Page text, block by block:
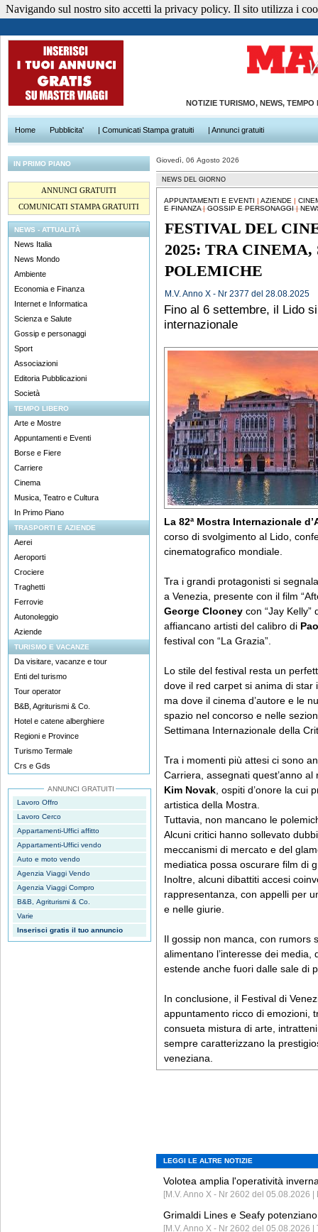
NOTIZIE TURISMO, NEWS,
Home Pubblicita' | Comunicati Stampa gratuiti | Annunci gratuiti
IN PRIMO PIANO
ANNUNCI GRATUITI
COMUNICATI STAMPA GRATUITI
NEWS - ATTUALITÀ
News Italia
News Mondo
Ambiente
Economia e Finanza
Internet e Informatica
Scienza e Salute
Gossip e personaggi
Sport
Associazioni
Editoria Pubblicazioni
Società
TEMPO LIBERO
Arte e Mostre
Appuntamenti e Eventi
Borse e Fiere
Carriere
Cinema
Musica, Teatro e Cultura
In Primo Piano
TRASPORTI E AZIENDE
Aerei
Aeroporti
Crociere
Traghetti
Ferrovie
Autonoleggio
Aziende
TURISMO E VACANZE
Da visitare, vacanze e tour
Enti del turismo
Tour operator
B&B, Agriturismi & Co.
Hotel e catene alberghiere
Regioni e Province
Turismo Termale
Crs e Gds
ANNUNCI GRATUITI
Lavoro Offro
Lavoro Cerco
Appartamenti-Uffici affitto
Appartamenti-Uffici vendo
Auto e moto vendo
Agenzia Viaggi Vendo
Agenzia Viaggi Compro
B&B, Agriturismi & Co.
Varie
Inserisci gratis il tuo annuncio
Giovedì, 06 Agosto 2026
NEWS DEL GIORNO
APPUNTAMENTI E EVENTI | AZIENDE |
E FINANZA|GOSSIP E PERSONAGGI|
FESTIVAL DEL
2025: TRA
POLEMICHE
M.V. Anno X - Nr 2377 del 28.08.2025
Fino al 6 settembre, il Lido
internazionale
La 82ª Mostra Internazionale
corso di svolgimento al Lido,
cinematografico mondiale.
Tra i grandi protagonisti si
a Venezia, presente con il film
George Clooney con “Jay Kelly”
affiancano artisti del calibro di
festival con “La Grazia”.
Lo stile del festival resta un
dove il red carpet si anima di
ma dove il cinema d’autore e le
spazio nel concorso e nelle
Settimana Internazionale della
Tra i momenti più attesi ci sono
Carriera, assegnati quest’anno
Kim Novak , ospiti d’onore la cui
artistica della Mostra.
Tuttavia, non mancano le
Alcuni critici hanno sollevato
meccanismi di mercato e del
mediatica possa oscurare film di
Inoltre, alcuni dibattiti accesi
rappresentanza, con appelli per
e nelle giurie.
Il gossip non manca, con rumors
alimentano l’interesse dei
estende anche fuori dalle sale di
In conclusione, il Festival di
appuntamento ricco di emozioni,
consueta mistura di arte,
sempre caratterizzano la
veneziana.
LEGGI LE ALTRE NOTIZIE
Volotea amplia l'operatività
[M.V. Anno X - Nr 2602 del 05.08.2026 |
Grimaldi Lines e Seafy
[M.V. Anno X - Nr 2602 del 05.08.2026 |
Navigando sul nostro sito accetti la privacy policy. Il sito utilizza i